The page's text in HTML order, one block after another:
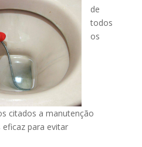
de
todos
os
citados a manutenção
para evitar